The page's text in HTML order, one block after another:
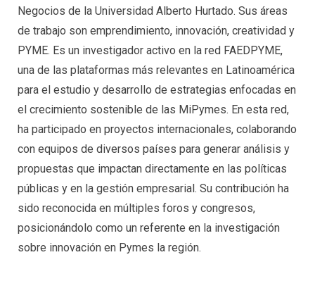
Negocios de la Universidad Alberto Hurtado. Sus áreas
de trabajo son emprendimiento, innovación, creatividad y
PYME. Es un investigador activo en la red FAEDPYME,
una de las plataformas más relevantes en Latinoamérica
para el estudio y desarrollo de estrategias enfocadas en
el crecimiento sostenible de las MiPymes. En esta red,
ha participado en proyectos internacionales, colaborando
con equipos de diversos países para generar análisis y
propuestas que impactan directamente en las políticas
públicas y en la gestión empresarial. Su contribución ha
sido reconocida en múltiples foros y congresos,
posicionándolo como un referente en la investigación
sobre innovación en Pymes la región.